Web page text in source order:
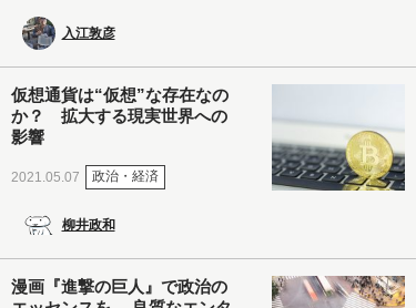
入江敦彦
仮想通貨は“仮想”な存在なの
か？ 拡大する現実世界への
影響
2021.05.07 政治・経済
柳井政和
漫画『進撃の巨人』で政治の